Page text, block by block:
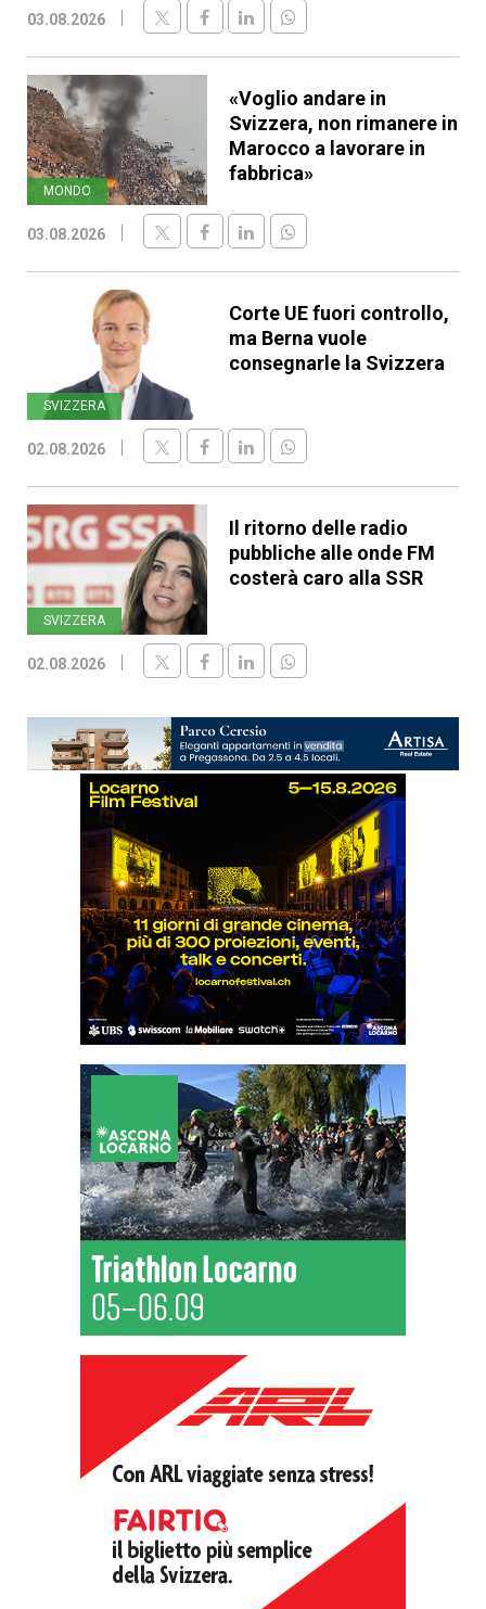
03.08.2026
MONDO
«Voglio andare in
Svizzera, non rimanere in
Marocco a lavorare in
fabbrica»
03.08.2026
SVIZZERA
Corte UE fuori controllo,
ma Berna vuole
consegnarle la Svizzera
02.08.2026
SVIZZERA
Il ritorno delle radio
pubbliche alle onde FM
costerà caro alla SSR
02.08.2026